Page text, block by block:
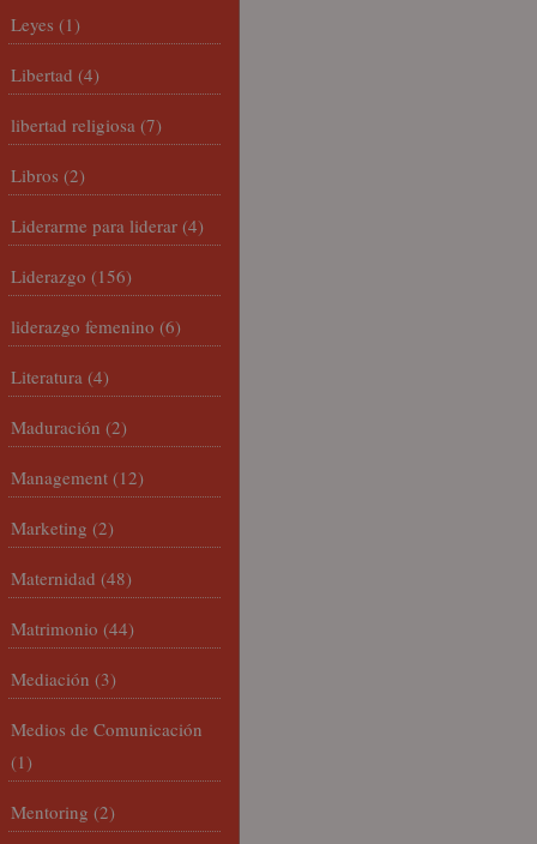
Leyes (1)
Libertad (4)
libertad religiosa (7)
Libros (2)
Liderarme para liderar (4)
Liderazgo (156)
liderazgo femenino (6)
Literatura (4)
Maduración (2)
Management (12)
Marketing (2)
Maternidad (48)
Matrimonio (44)
Mediación (3)
Medios de Comunicación
(1)
Mentoring (2)